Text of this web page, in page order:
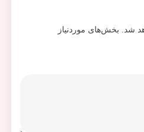
شد. بخش‌های موردنیاز